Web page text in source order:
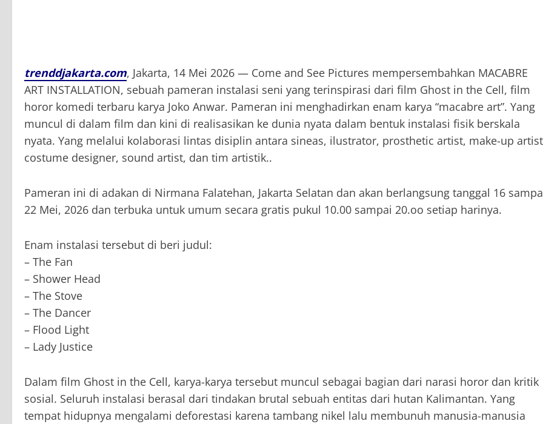
trenddjakarta.com, Jakarta, 14 Mei 2026 — Come and See Pictures mempersembahkan MACABRE
ART INSTALLATION, sebuah pameran instalasi seni yang terinspirasi dari film Ghost in the Cell, film
horor komedi terbaru karya Joko Anwar. Pameran ini menghadirkan enam karya “macabre art”. Yang
muncul di dalam film dan kini di realisasikan ke dunia nyata dalam bentuk instalasi fisik berskala
nyata. Yang melalui kolaborasi lintas disiplin antara sineas, ilustrator, prosthetic artist, make-up
costume designer, sound artist, dan tim artistik..
Pameran ini di adakan di Nirmana Falatehan, Jakarta Selatan dan akan berlangsung tanggal 16
22 Mei, 2026 dan terbuka untuk umum secara gratis pukul 10.00 sampai 20.oo setiap harinya.
Enam instalasi tersebut di beri judul:
– The Fan
– Shower Head
– The Stove
– The Dancer
– Flood Light
– Lady Justice
Dalam film Ghost in the Cell, karya-karya tersebut muncul sebagai bagian dari narasi horor dan kritik
sosial. Seluruh instalasi berasal dari tindakan brutal sebuah entitas dari hutan Kalimantan. Yang
tempat hidupnya mengalami deforestasi karena tambang nikel lalu membunuh manusia-manusia